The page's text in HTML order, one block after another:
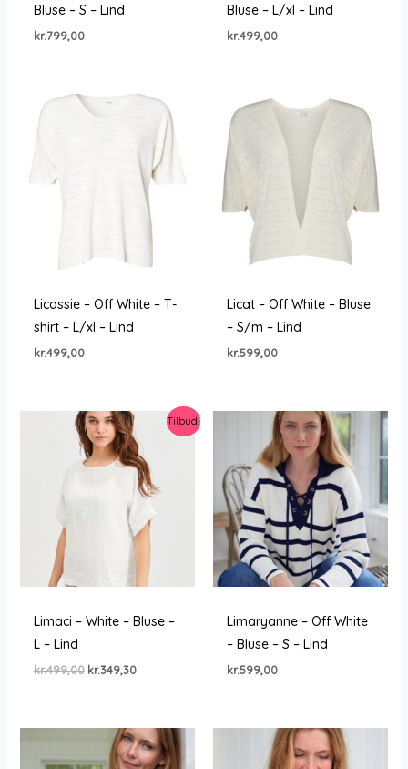
Bluse – S – Lind
kr.799,00
Bluse – L/xl – Lind
kr.499,00
Licassie – Off White – T-
shirt – L/xl – Lind
kr.499,00
Licat – Off White – Bluse
– S/m – Lind
kr.599,00
Tilbud!
Limaci – White – Bluse –
L – Lind
kr.499,00 Den
kr.499,00.
kr.349,30Den
kr.349,30.
Limaryanne – Off White
– Bluse – S – Lind
kr.599,00